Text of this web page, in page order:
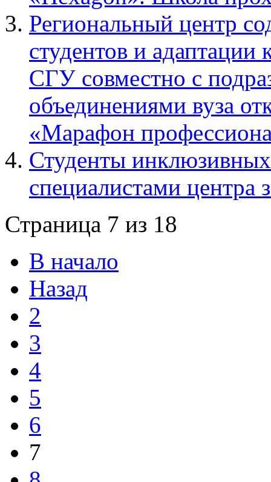
Региональный центр
студентов и
СГУ совместно с
объединениями вуза
«Марафон
Студенты
специалистами центра
Страница 7 из 18
В начало
Назад
2
3
4
5
6
7